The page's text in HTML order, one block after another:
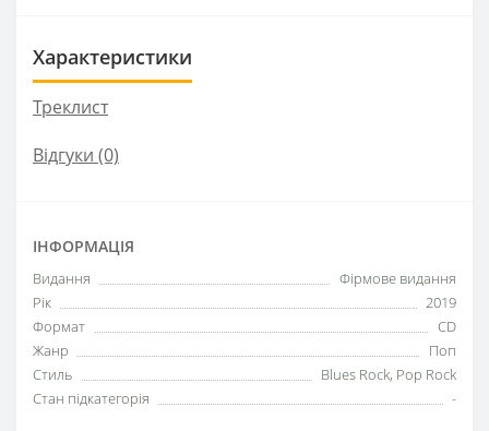
Характеристики
Треклист
Відгуки (0)
ІНФОРМАЦІЯ
Видання
Фірмове видання
Рік
2019
Формат
CD
Жанр
Поп
Стиль
Blues Rock, Pop Rock
Стан підкатегорія
-